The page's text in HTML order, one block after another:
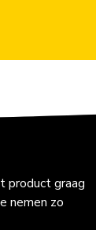
product graag
nemen zo